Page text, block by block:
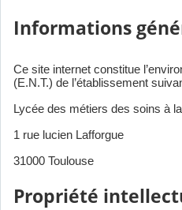
Informations
Ce site internet constitue
(E.N.T.) de l’établissement
Lycée des métiers des soins à
1 rue lucien Lafforgue
31000 Toulouse
Propriété